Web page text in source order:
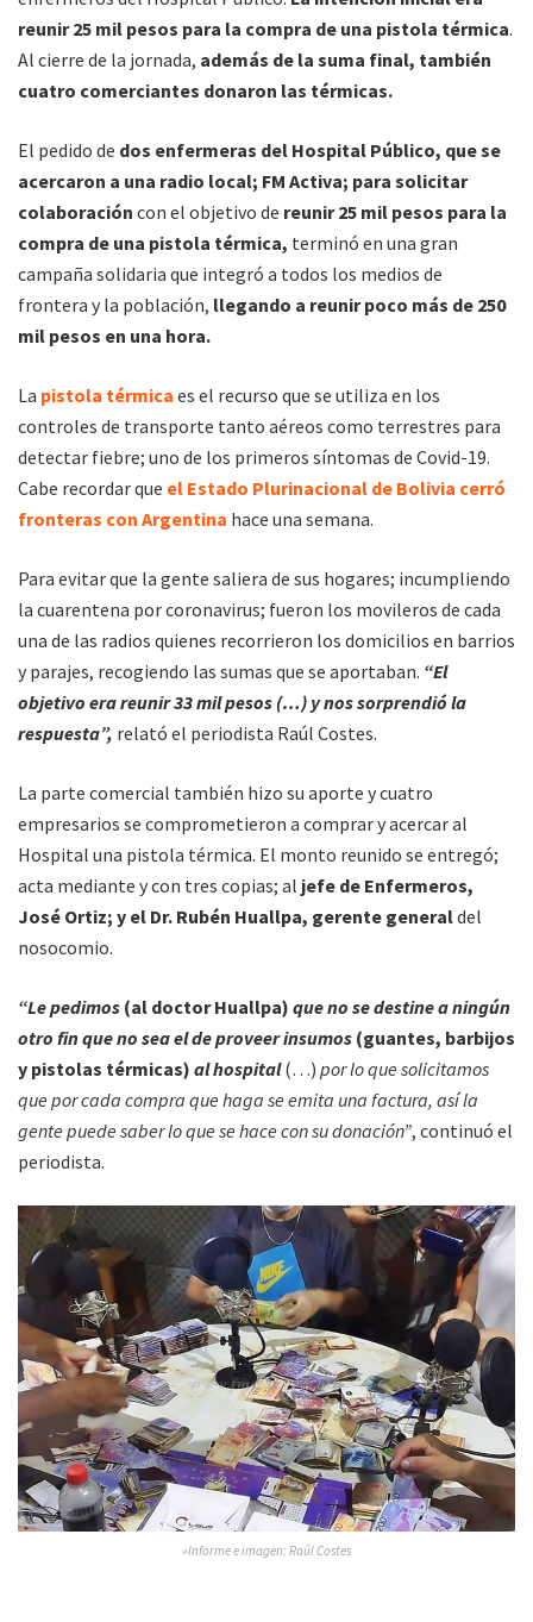
reunir 25 mil pesos para la compra de una pistola térmica.
Al cierre de la jornada, además de la suma final, también
cuatro comerciantes donaron las térmicas.
El pedido de dos enfermeras del Hospital Público, que se
acercaron a una radio local; FM Activa; para solicitar
colaboración con el objetivo de reunir 25 mil pesos para la
compra de una pistola térmica, terminó en una gran
campaña solidaria que integró a todos los medios de
frontera y la población, llegando a reunir poco más de 250
mil pesos en una hora.
La pistola térmica es el recurso que se utiliza en los
controles de transporte tanto aéreos como terrestres para
detectar fiebre; uno de los primeros síntomas de Covid-19.
Cabe recordar que el Estado Plurinacional de Bolivia cerró
fronteras con Argentina hace una semana.
Para evitar que la gente saliera de sus hogares; incumpliendo
la cuarentena por coronavirus; fueron los movileros de cada
una de las radios quienes recorrieron los domicilios en barrios
y parajes, recogiendo las sumas que se aportaban. “El
objetivo era reunir 33 mil pesos (…) y nos sorprendió la
respuesta”, relató el periodista Raúl Costes.
La parte comercial también hizo su aporte y cuatro
empresarios se comprometieron a comprar y acercar al
Hospital una pistola térmica. El monto reunido se entregó;
acta mediante y con tres copias; al jefe de Enfermeros,
José Ortiz; y el Dr. Rubén Huallpa, gerente generaldel
nosocomio.
“Le pedimos (al doctor Huallpa) que no se destine a ningún
otro fin que no sea el de proveer insumos (guantes, barbijos
y pistolas térmicas) al hospital(…) por lo que solicitamos
que por cada compra que haga se emita una factura, así la
gente puede saber lo que se hace con su donación”, continuó el
periodista.
»Informe e imagen: Raúl Costes